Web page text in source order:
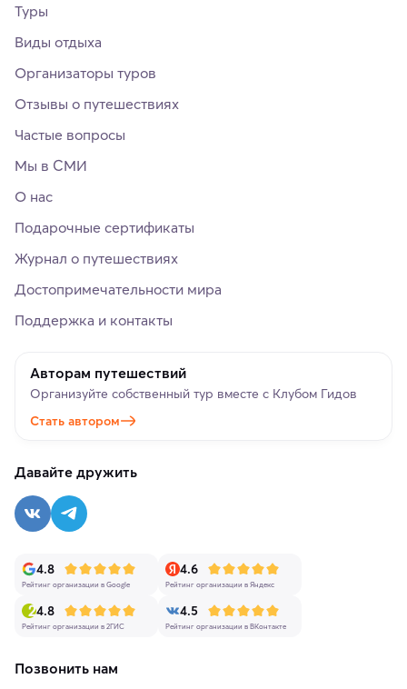
Туры
Виды отдыха
Организаторы туров
Отзывы о путешествиях
Частые вопросы
Мы в СМИ
О нас
Подарочные сертификаты
Журнал о путешествиях
Достопримечательности мира
Поддержка и контакты
Авторам путешествий
Организуйте собственный тур вместе с Клубом Гидов
Стать автором
Давайте дружить
4.8
Рейтинг организации в Google
4.6
Рейтинг организации в Яндекс
4.8
Рейтинг организации в 2ГИС
4.5
Рейтинг организации в ВКонтакте
Позвонить нам